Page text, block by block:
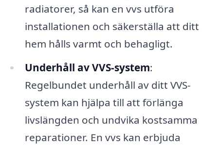
radiatorer, så kan en vvs utföra
installationen och säkerställa att ditt
hem hålls varmt och behagligt.
Underhåll av VVS-system:
Regelbundet underhåll av ditt VVS-
system kan hjälpa till att förlänga
livslängden och undvika kostsamma
reparationer. En vvs kan erbjuda